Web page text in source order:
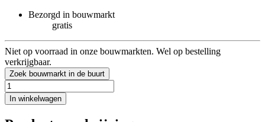
Bezorgd in bouwmarkt
gratis
Niet op voorraad in onze bouwmarkten. Wel op bestelling
verkrijgbaar.
Zoek bouwmarkt in de buurt
In winkelwagen